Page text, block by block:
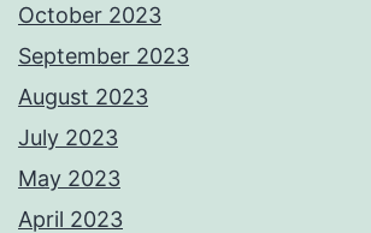
October 2023
September 2023
August 2023
July 2023
May 2023
April 2023